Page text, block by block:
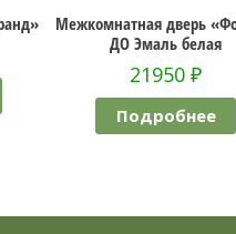
Межкомнатная дверь «Фоборг»
ДО Эмаль белая
21950₽
Подробнее